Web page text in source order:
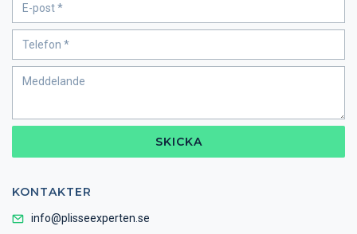
SKICKA
KONTAKTER
info@plisseexperten.se